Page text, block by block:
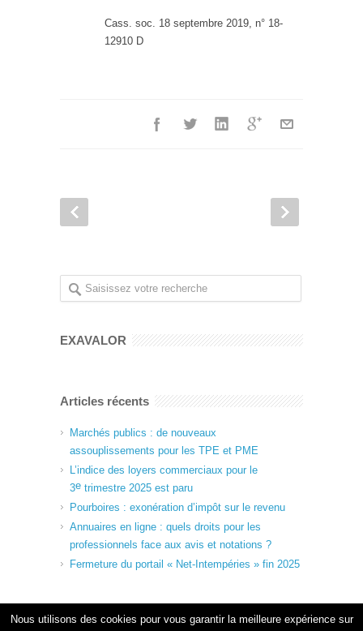
Cass. soc. 18 septembre 2019, n° 18-
12910 D
EXAVALOR
Articles récents
Marchés publics : de nouveaux
assouplissements pour les TPE et PME
L’indice des loyers commerciaux pour le
3e trimestre 2025 est paru
Pourboires : exonération d’impôt sur le revenu
Annuaires en ligne : quels droits pour les
professionnels face aux avis et notations ?
Fermeture du portail « Net-Intempéries » fin 2025
Nous utilisons des cookies pour vous garantir la meilleure expérience sur